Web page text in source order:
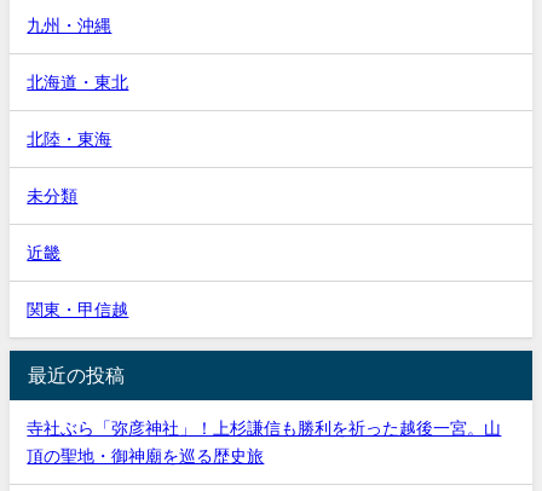
九州・沖縄
北海道・東北
北陸・東海
未分類
近畿
関東・甲信越
最近の投稿
寺社ぶら「弥彦神社」！上杉謙信も勝利を祈った越後一宮。山
頂の聖地・御神廟を巡る歴史旅